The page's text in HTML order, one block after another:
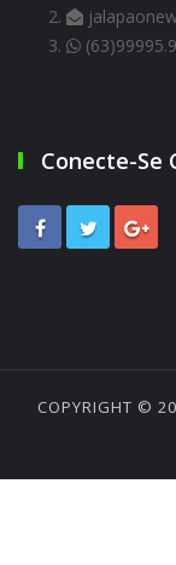
Conecte-Se
COPYRIGHT ©